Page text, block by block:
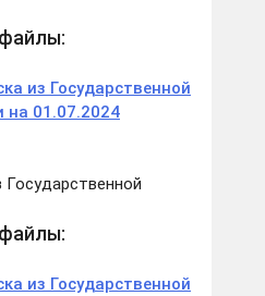
из Государственной
на 01.07.2024
из Государственной